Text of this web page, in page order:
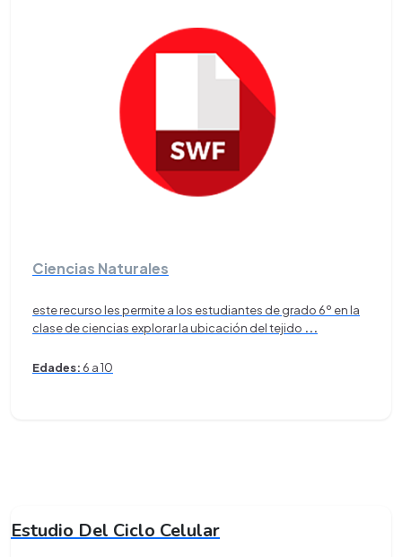
Ciencias Naturales
este recurso les permite a los estudiantes de grado 6º en la
clase de ciencias explorar la ubicación del tejido ...
Edades: 6 a 10
Estudio Del Ciclo Celular